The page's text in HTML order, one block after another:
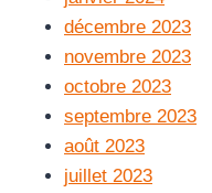
décembre 2023
novembre 2023
octobre 2023
septembre 2023
août 2023
juillet 2023